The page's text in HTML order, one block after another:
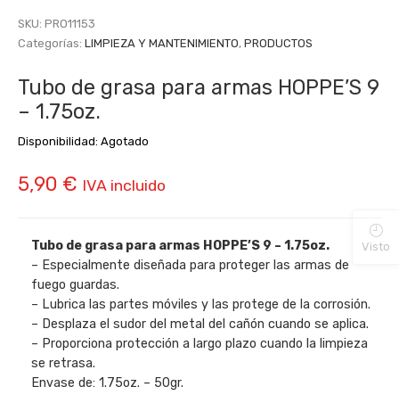
SKU: PRO11153
Categorías: LIMPIEZA Y MANTENIMIENTO, PRODUCTOS
Tubo de grasa para armas HOPPE’S 9
– 1.75oz.
Disponibilidad: Agotado
5,90 € IVA incluido
Tubo de grasa para armas HOPPE’S 9 – 1.75oz.
– Especialmente diseñada para proteger las armas de
fuego guardas.
– Lubrica las partes móviles y las protege de la corrosión.
– Desplaza el sudor del metal del cañón cuando se aplica.
– Proporciona protección a largo plazo cuando la limpieza
se retrasa.
Envase de: 1.75oz. – 50gr.
Visto